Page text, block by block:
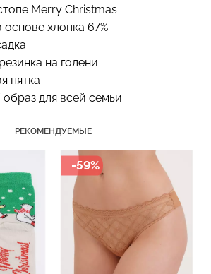
Merry Christmas
хлопка 67%
на голени
пятка
для всей семьи
РЕКОМЕНДУЕМЫЕ
-59%
бретелях CAMI TOP
(белый) Giulia
279 грн.399 грн.